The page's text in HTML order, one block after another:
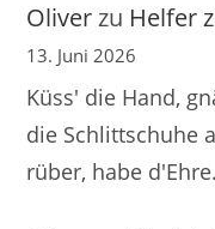
Oliverzu Helfer
13. Juni 2026
Küss' die Hand,
die Schlittschuhe
rüber, habe d'Ehre.